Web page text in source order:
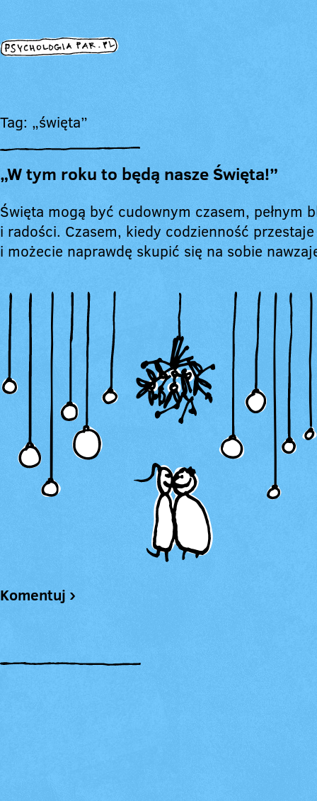
Tag: „święta”
„W tym roku to będą nasze Święta!”
Święta mogą być cudownym czasem, pełnym
i radości. Czasem, kiedy codzienność
i możecie naprawdę skupić się na sobie
Komentuj ›